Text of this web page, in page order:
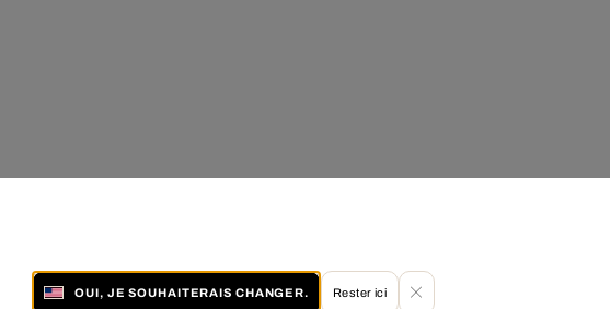
OUI, JE SOUHAITERAIS CHANGER. Rester ici